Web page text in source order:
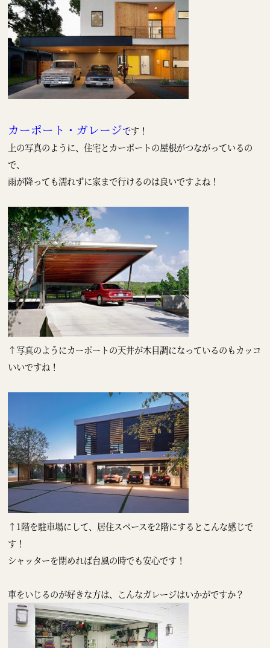
カーポート・ガレージです！
上の写真のように、住宅とカーポートの屋根がつながっているの
で、
雨が降っても濡れずに家まで行けるのは良いですよね！
↑写真のようにカーポートの天井が木目調になっているのもカッコ
いいですね！
↑1階を駐車場にして、居住スペースを2階にするとこんな感じで
す！
シャッターを閉めれば台風の時でも安心です！
車をいじるのが好きな方は、こんなガレージはいかがですか？